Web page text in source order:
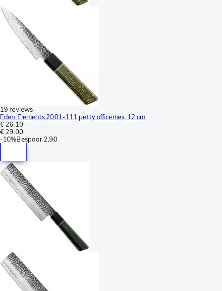
19 reviews
Eden Elements 2001-111 petty officemes, 12 cm
€ 26,10
€ 29,00
-10%Bespaar 2,90